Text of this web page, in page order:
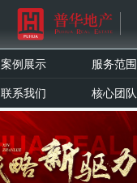
案例展示 服务范围
联系我们 核心团队